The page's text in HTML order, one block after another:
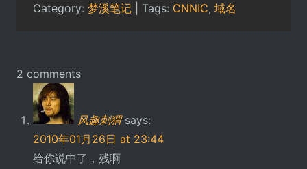
Category: 梦溪笔记 | Tags: CNNIC, 域名
2 comments
风趣刺猬 says:
2010年01月26日 at 23:44
给你说中了，残啊